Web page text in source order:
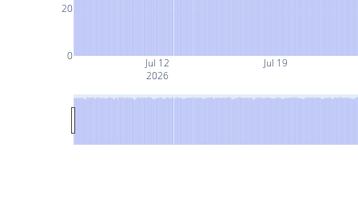
Jul 12
2026
Jul 19
0
20